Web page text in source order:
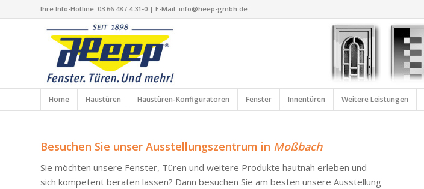
Ihre Info-Hotline: 03 66 48 / 4 31-0 | E-Mail: info@heep-gmbh.de
Home Haustüren Haustüren-Konfiguratoren Fenster Innentüren Weitere Leistungen
Besuchen Sie unser Ausstellungszentrum in Moßbach
Sie möchten unsere Fenster, Türen und weitere Produkte hautnah erleben und
sich kompetent beraten lassen? Dann besuchen Sie am besten unsere Ausstellung